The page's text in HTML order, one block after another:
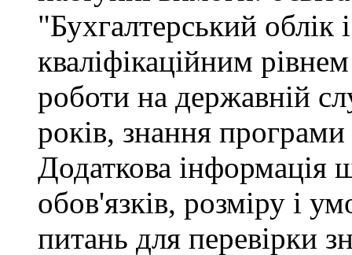
"Бухгалтерський облік
кваліфікаційним
роботи на державній
років, знання
Додаткова інформація
обов'язків, розміру і
питань для перевірки